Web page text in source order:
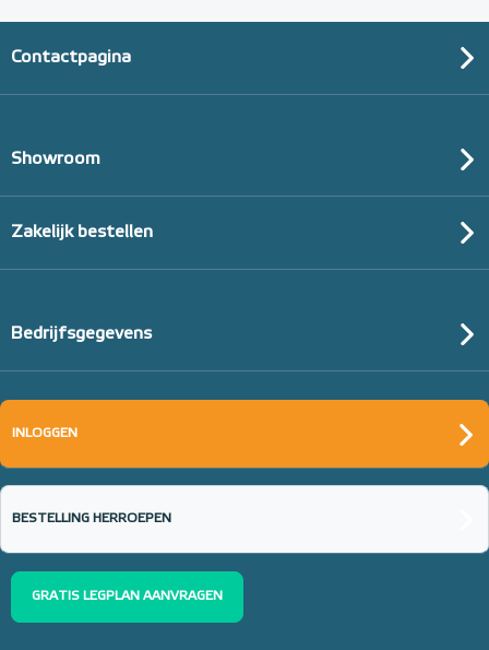
€ 148,00
(thermisch 10m² per pak)
Contactpagina
Showroom
Zakelijk bestellen
Bedrijfsgegevens
INLOGGEN
BESTELLING HERROEPEN
GRATIS LEGPLAN AANVRAGEN